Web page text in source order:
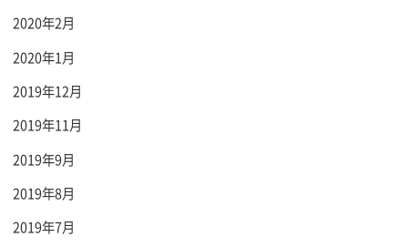
2020年2月
2020年1月
2019年12月
2019年11月
2019年9月
2019年8月
2019年7月